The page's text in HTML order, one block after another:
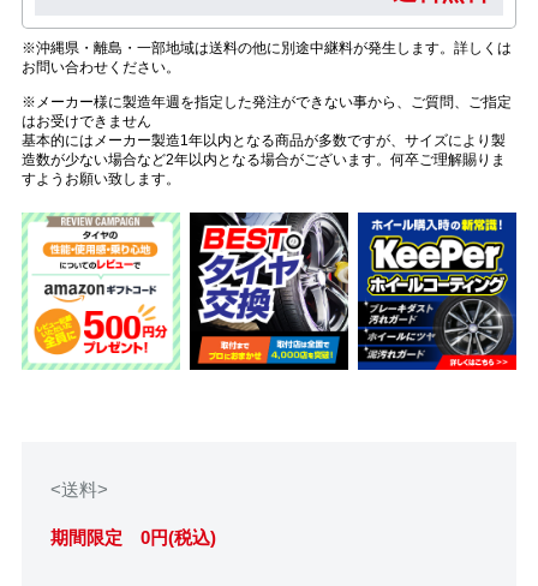
※沖縄県・離島・一部地域は送料の他に別途中継料が発生します。詳しくは
お問い合わせください。
※メーカー様に製造年週を指定した発注ができない事から、ご質問、ご指定
はお受けできません
基本的にはメーカー製造1年以内となる商品が多数ですが、サイズにより製
造数が少ない場合など2年以内となる場合がございます。何卒ご理解賜りま
すようお願い致します。
<送料>
期間限定 0円(税込)